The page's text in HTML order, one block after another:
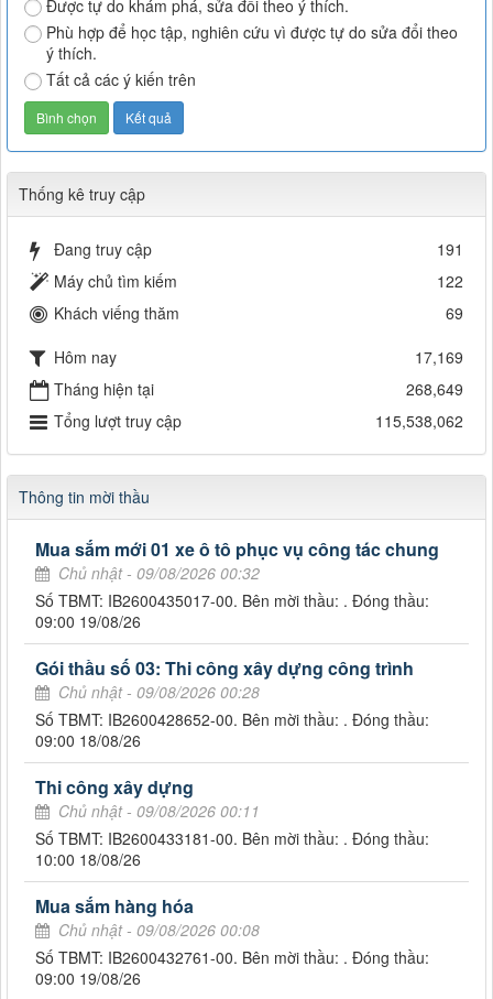
Được tự do khám phá, sửa đổi theo ý thích.
Phù hợp để học tập, nghiên cứu vì được tự do sửa đổi theo
ý thích.
Tất cả các ý kiến trên
Thống kê truy cập
Đang truy cập
191
Máy chủ tìm kiếm
122
Khách viếng thăm
69
Hôm nay
17,169
Tháng hiện tại
268,649
Tổng lượt truy cập
115,538,062
Thông tin mời thầu
Mua sắm mới 01 xe ô tô phục vụ công tác chung
Chủ nhật - 09/08/2026 00:32
Số TBMT: IB2600435017-00. Bên mời thầu: . Đóng thầu:
09:00 19/08/26
Gói thầu số 03: Thi công xây dựng công trình
Chủ nhật - 09/08/2026 00:28
Số TBMT: IB2600428652-00. Bên mời thầu: . Đóng thầu:
09:00 18/08/26
Thi công xây dựng
Chủ nhật - 09/08/2026 00:11
Số TBMT: IB2600433181-00. Bên mời thầu: . Đóng thầu:
10:00 18/08/26
Mua sắm hàng hóa
Chủ nhật - 09/08/2026 00:08
Số TBMT: IB2600432761-00. Bên mời thầu: . Đóng thầu:
09:00 19/08/26